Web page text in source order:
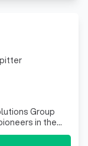
Group
in the
in 2009